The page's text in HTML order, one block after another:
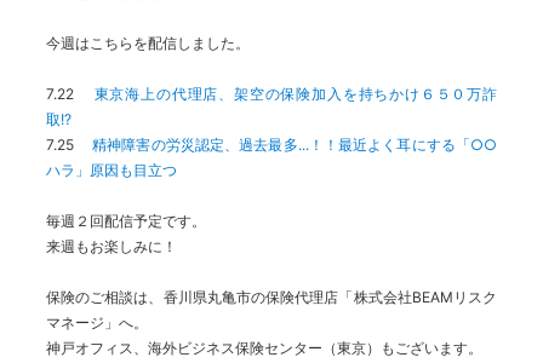
今週はこちらを配信しました。
7.22 東京海上の代理店、架空の保険加入を持ちかけ６５０万詐
取!?
7.25精神障害の労災認定、過去最多...！！最近よく耳にする「○○
ハラ」原因も目立つ
毎週２回配信予定です。
来週もお楽しみに！
保険のご相談は、香川県丸亀市の保険代理店「株式会社BEAMリスク
マネージ」へ。
神戸オフィス、海外ビジネス保険センター（東京）もございます。